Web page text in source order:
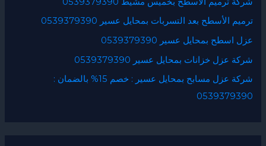
ن
:ترميم الأسطح بعد التسربات بمحايل عسير 0539379390
عزل اسطح بمحايل عسير 0539379390
شركة عزل خزانات بمحايل عسير 0539379390
شركة عزل مسابح بمحايل عسير : خصم 15% بالضمان :
0539379390